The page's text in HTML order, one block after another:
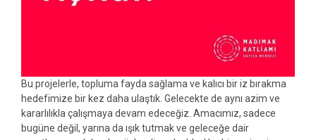
Bu projelerle, topluma fayda sağlama ve kalıcı bir iz bırakma
hedefimize bir kez daha ulaştık. Gelecekte de aynı azim ve
kararlılıkla çalışmaya devam edeceğiz. Amacımız, sadece
bugüne değil, yarına da ışık tutmak ve geleceğe dair